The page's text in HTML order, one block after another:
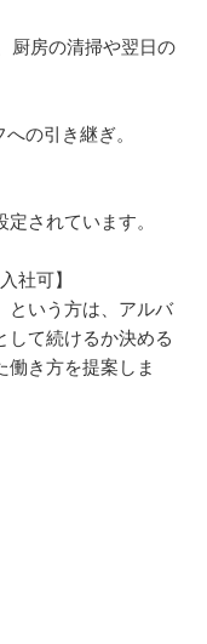
厨房の清掃や翌日の
の引き継ぎ。
されています。
社可】
という方は、アルバ
して続けるか決める
働き方を提案しま